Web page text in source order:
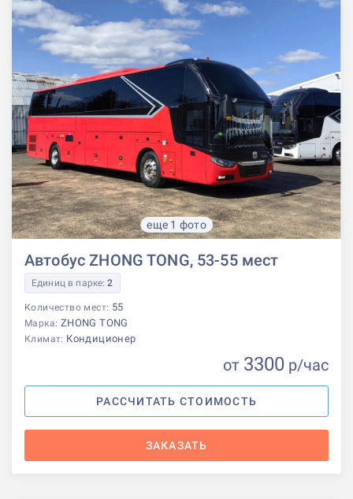
еще 1 фото
Автобус ZHONG TONG, 53-55 мест
Единиц в парке:2
Количество мест: 55
Марка: ZHONG TONG
Климат: Кондиционер
от 3300 р/час
РАССЧИТАТЬ СТОИМОСТЬ
ЗАКАЗАТЬ